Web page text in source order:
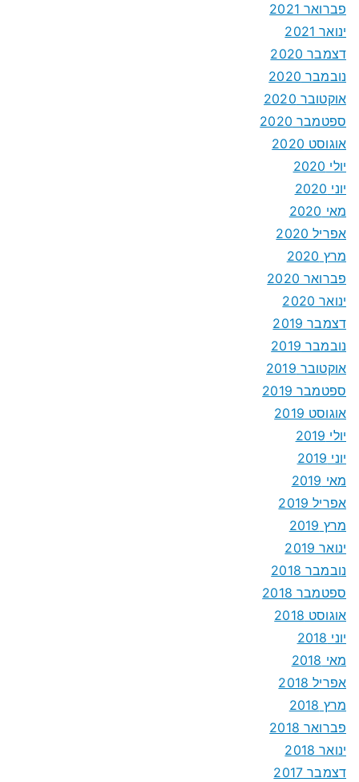
פברואר 2021
ינואר 2021
דצמבר 2020
נובמבר 2020
אוקטובר 2020
ספטמבר 2020
אוגוסט 2020
יולי 2020
יוני 2020
מאי 2020
אפריל 2020
מרץ 2020
פברואר 2020
ינואר 2020
דצמבר 2019
נובמבר 2019
אוקטובר 2019
ספטמבר 2019
אוגוסט 2019
יולי 2019
יוני 2019
מאי 2019
אפריל 2019
מרץ 2019
ינואר 2019
נובמבר 2018
ספטמבר 2018
אוגוסט 2018
יוני 2018
מאי 2018
אפריל 2018
מרץ 2018
פברואר 2018
ינואר 2018
דצמבר 2017